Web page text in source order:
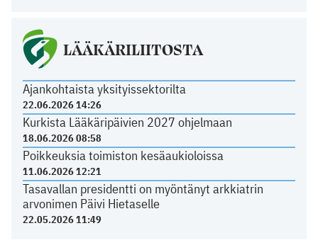
LÄÄKÄRILIITOSTA
Ajankohtaista yksityissektorilta
22.06.2026 14:26
Kurkista Lääkäripäivien 2027 ohjelmaan
18.06.2026 08:58
Poikkeuksia toimiston kesäaukioloissa
11.06.2026 12:21
Tasavallan presidentti on myöntänyt arkkiatrin
arvonimen Päivi Hietaselle
22.05.2026 11:49